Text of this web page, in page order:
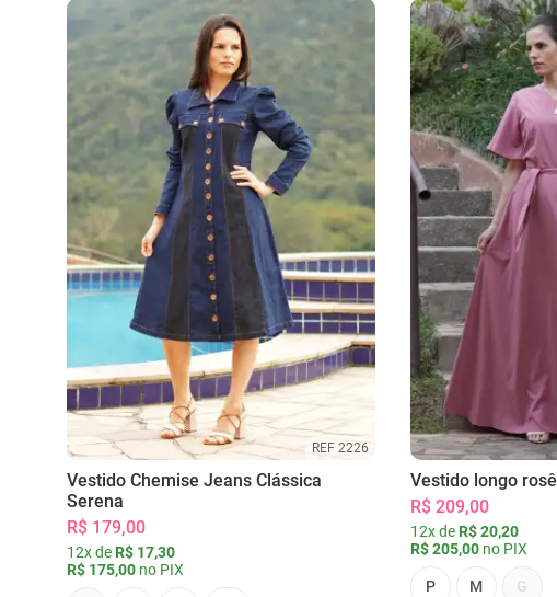
REF 2226
Vestido Chemise Jeans Clássica
Serena
R$ 179,00
12x de R$ 17,30
R$ 175,00 no PIX
Vestido longo rosê
R$ 209,00
12x de R$ 20,20
R$ 205,00no PIX
P M G